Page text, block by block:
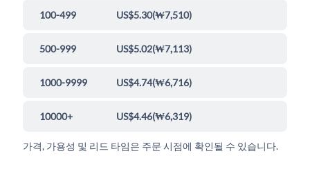
100-499 US$5.30(₩7,510)
500-999 US$5.02(₩7,113)
1000-9999 US$4.74(₩6,716)
10000+ US$4.46(₩6,319)
가격, 가용성 및 리드 타임은 주문 시점에 확인될 수 있습니다.